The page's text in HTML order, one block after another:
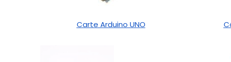
Carte Arduino UNO